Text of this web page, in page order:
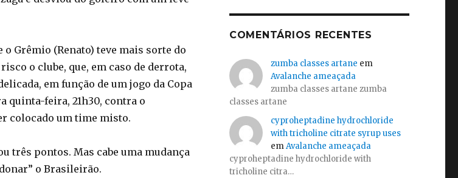
Grêmio (Renato) teve mais sorte do
o clube, que, em caso de derrota,
em função de um jogo da Copa
quinta-feira, 21h30, contra o
colocado um time misto.
três pontos. Mas cabe uma mudança
o Brasileirão.
COMENTÁRIOS RECENTES
zumba classes artane em
Avalanche ameaçada
zumba classes artane zumba
classes artane
cyproheptadine hydrochloride
with tricholine citrate syrup uses
emAvalanche ameaçada
cyproheptadine hydrochloride with
tricholine citra…